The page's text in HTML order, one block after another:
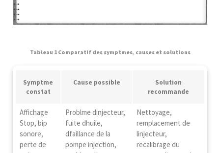
Tableau 1 Comparatif des symptmes, causes et solutions
Symptme
constat
Cause possible
Solution
recommande
Affichage
Stop, bip
sonore,
perte de
Problme dinjecteur,
fuite dhuile,
dfaillance de la
pompe injection,
Nettoyage,
remplacement de
linjecteur,
recalibrage du